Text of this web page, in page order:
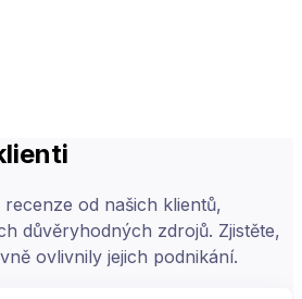
od našich klientů,
důvěryhodných zdrojů. Zjistěte,
ovlivnily jejich podnikání.